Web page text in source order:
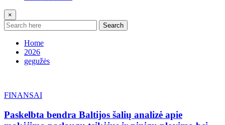
×
Search
Home
2026
gegužės
FINANSAI
Paskelbta bendra Baltijos šalių analizė apie